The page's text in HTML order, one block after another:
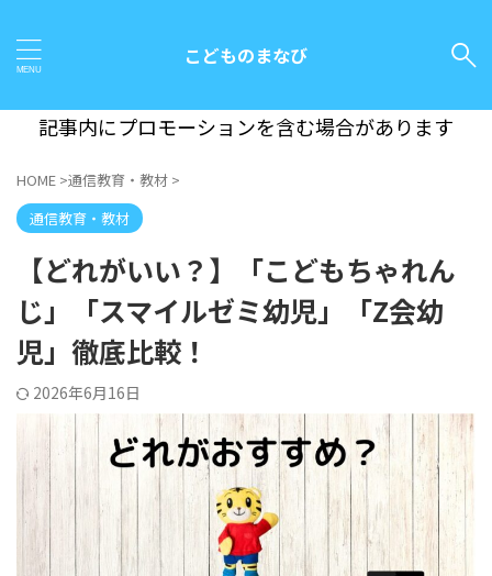
こどものまなび
記事内にプロモーションを含む場合があります
HOME >通信教育・教材 >
通信教育・教材
【どれがいい？】「こどもちゃれん
じ」「スマイルゼミ幼児」「Z会幼
児」徹底比較！
2026年6月16日